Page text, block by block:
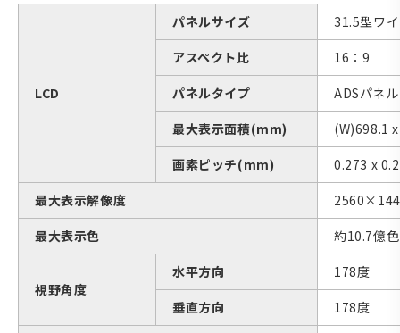
LCD
パネルサイズ
31.5型ワ
アスペクト比
16：9
パネルタイプ
ADSパネ
最大表示面積(mm)
(W)698.1
画素ピッチ(mm)
0.273 x
最大表示解像度
最大表示色
約10.7億
視野角度
水平方向
178度
垂直方向
178度